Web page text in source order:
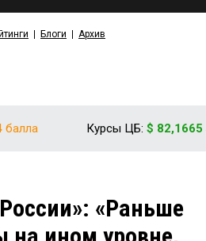
Блоги Архив
балла Курсы ЦБ: $ 82,1665
«Раньше